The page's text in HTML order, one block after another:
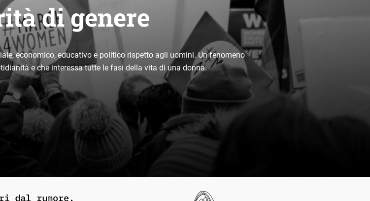
di genere
economico, educativo e politico rispetto agli uomini. Un fenomeno
e che interessa tutte le fasi della vita di una donna.